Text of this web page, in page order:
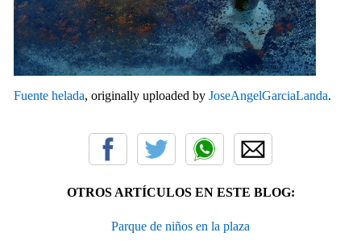
Fuente helada, originally uploaded by JoseAngelGarciaLanda.
OTROS ARTÍCULOS EN ESTE BLOG:
Parque de niños en la plaza